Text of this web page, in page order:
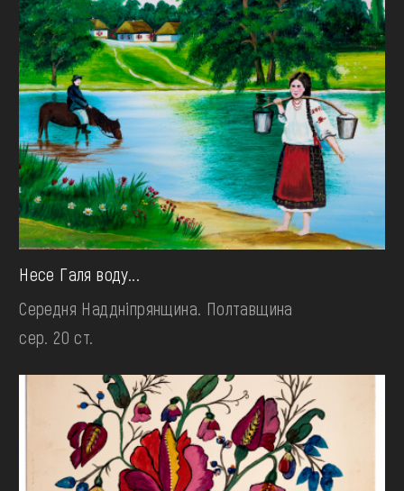
Несе Галя воду...
Середня Наддніпрянщина. Полтавщина
сер. 20 ст.